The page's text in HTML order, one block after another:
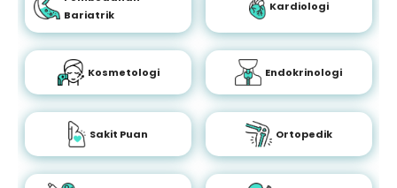
Bariatrik
Kardiologi
Kosmetologi Endokrinologi
Sakit Puan Ortopedik